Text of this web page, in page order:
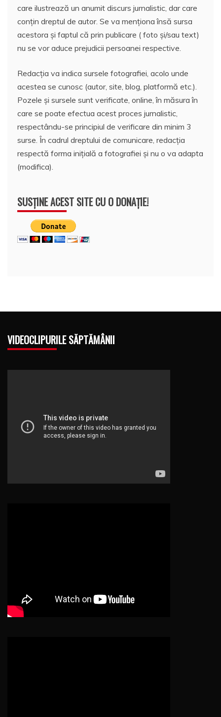
care ilustrează un anumit discurs jurnalistic, dar care
conțin dreptul de autor. Se va menționa însă sursa
acestora și faptul că prin publicare ( foto și/sau text)
nu se vor aduce prejudicii persoanei respective.
Redacția va indica sursele fotografiei, acolo unde
acestea se cunosc (autor, site, blog, platformă etc.).
Pozele și sursele sunt verificate, online, în măsura în
care se poate efectua acest proces jurnalistic,
respectându-se principiul de verificare din minim 3
surse. În cadrul dreptului de comunicare, redacția
respectă forma inițială a fotografiei și nu o va adapta
(modifica).
SUSȚINE ACEST SITE CU O DONAȚIE!
VIDEOCLIPURILE SĂPTĂMÂNII